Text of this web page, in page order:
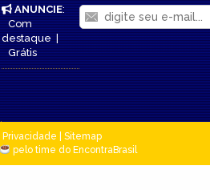
ANUNCIE:
Com
destaque|
Grátis
Privacidade
Sitemap
pelo time do EncontraBrasil